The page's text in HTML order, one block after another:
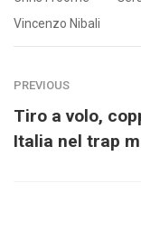
Vincenzo Nibali
PREVIOUS
Tiro a volo,
Italia nel trap